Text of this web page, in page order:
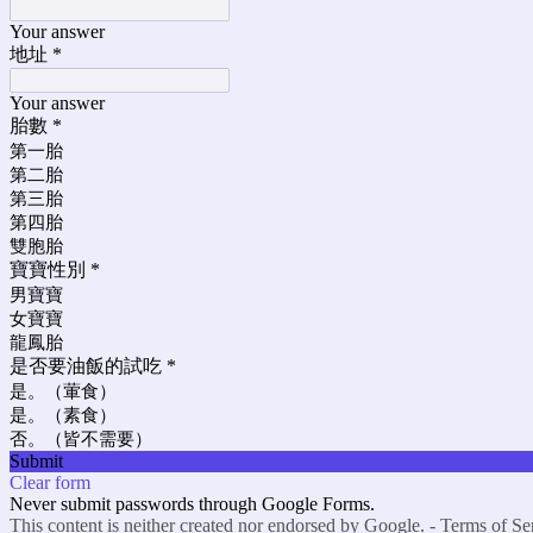
Your answer
地址 *
Your answer
胎數 *
第一胎
第二胎
第三胎
第四胎
雙胞胎
寶寶性別 *
男寶寶
女寶寶
龍鳳胎
是否要油飯的試吃 *
是。（葷食）
是。（素食）
否。（皆不需要）
Submit
Clear form
Never submit passwords through Google Forms.
This content is neither created nor endorsed by Google. - Terms of